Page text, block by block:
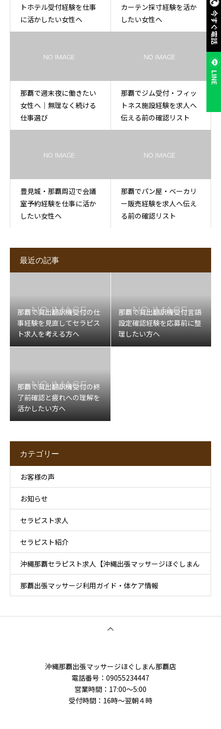
今すぐ電話
LINE
トホテル受付経験を仕事
に活かしたい女性へ
カーテン採寸経験を活か
したい女性へ
那覇で週末夜に働きたい
女性へ｜無理なく続ける
仕事選び
那覇でジム受付・フィッ
トネス施設経験を求人へ
伝える前の確認リスト
豊見城・那覇周辺で会議
室予約経験を仕事に活か
したい女性へ
那覇でパン屋・ベーカリ
ー販売経験を求人へ伝え
る前の確認リスト
最近の記事
那覇で貸出翻訳機受付の仕
事経験を見直してセラピス
ト求人を考える方へ
那覇で貸出翻訳機受付言語
設定確認経験を応募前に整
理したい方へ
那覇で貸出翻訳機受付の終
了前確認と疲れへの理解を
活かしたい方へ
カテゴリー
お客様の声
お知らせ
セラピスト求人
セラピスト紹介
沖縄那覇セラピスト求人【沖縄出張マッサージほぐしまん
那覇店】
那覇出張マッサージ利用ガイド・体ケア情報
沖縄那覇出張マッサージほぐしまん那覇店
電話番号‭：09055234447
営業時間：17:00～5:00
受付時間：16時〜翌朝４時